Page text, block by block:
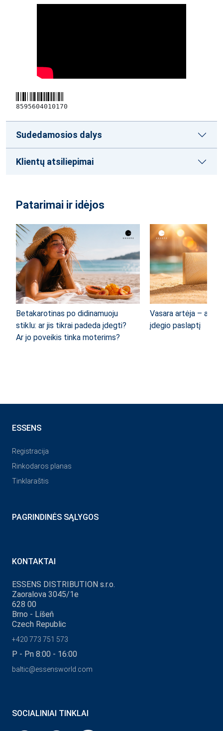
8595604010170
Sudedamosios dalys
Klientų atsiliepimai
Patarimai ir idėjos
Betakarotinas po didinamuoju
stiklu: ar jis tikrai padeda įdegti?
Ar jo poveikis tinka moterims?
Vasara artėja –
įdegio paslaptį
ESSENS
Registracija
Rinkodaros planas
Tinklaraštis
PAGRINDINĖS SĄLYGOS
KONTAKTAI
ESSENS DISTRIBUTION s.r.o.
Zaoralova 3045/1e
628 00
Brno - Líšeň
Czech Republic
+420 773 751 573
P - Pn 8:00 - 16:00
baltic@essensworld.com
SOCIALINIAI TINKLAI